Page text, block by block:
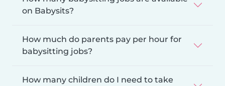
on Babysits?
How much do parents pay per hour for
babysitting jobs?
How many children do I need to take